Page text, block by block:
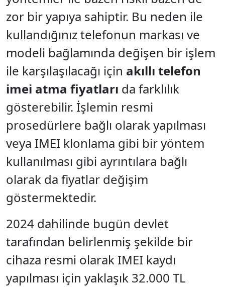
zor bir yapıya sahiptir. Bu neden ile
kullandığınız telefonun markası ve
modeli bağlamında değişen bir işlem
ile karşılaşılacağı için akıllı telefon
imei atma fiyatları da farklılık
gösterebilir. İşlemin resmi
prosedürlere bağlı olarak yapılması
veya IMEI klonlama gibi bir yöntem
kullanılması gibi ayrıntılara bağlı
olarak da fiyatlar değişim
göstermektedir.
2024 dahilinde bugün devlet
tarafından belirlenmiş şekilde bir
cihaza resmi olarak IMEI kaydı
yapılması için yaklaşık 32.000 TL